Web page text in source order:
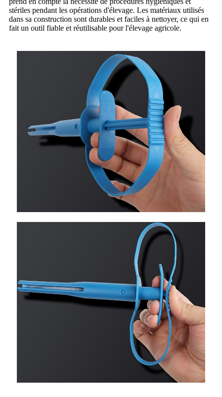
stériles pendant les opérations d'élevage. Les matériaux utilisés
dans sa construction sont durables et faciles à nettoyer, ce qui en
fait un outil fiable et réutilisable pour l'élevage agricole.